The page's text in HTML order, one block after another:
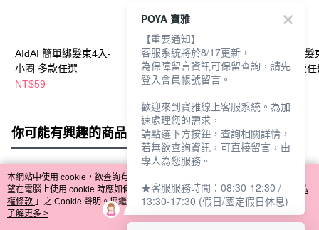
AIdAI 簡單綁髮束4入-
小圈 多款任選
NT$59
AIdAI簡單綁髮束2入-
針織 多款任選
NT$59
AIdAI日常百搭髮
入-布圈圈 多款任
你可能有興趣的商品 全站排行
熱門標籤
本網站中使用 cookie，欲查詢有關本網站使用 cookie 方式之詳情，及若您不希
望在電腦上使用 cookie 時應如何變更電腦的 cookie 設定，請參閱本網站「
隱私
權條款 」之 Cookie 聲明。您繼續使用本網站即表示您同意本公司得按本網站使
用條款之 Cookie 聲明使用 cookie。
了解更多 >
POYA 寶雅
【重要通知】
客服系統將於8/17更新，
為保障留言資訊可保留查詢，請先
登入會員帳號留言。
歡迎來到寶雅線上客服系統。為加
速處理您的需求，
請點選下方按鈕，查詢相關詳情，
若無欲查詢資訊，可直接留言，由
專人為您服務。
★客服服務時間：08:30-12:30 /
13:30-17:30 (假日/國定假日休息)